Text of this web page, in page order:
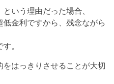
いう理由だった場合、
金利ですから、残念ながら
。
はっきりさせることが大切